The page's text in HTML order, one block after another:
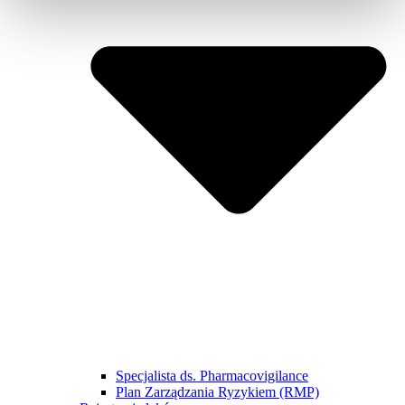
Specjalista ds. Pharmacovigilance
Plan Zarządzania Ryzykiem (RMP)